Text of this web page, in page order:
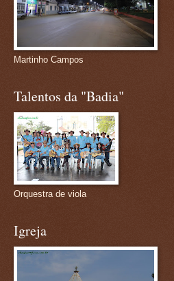
Martinho Campos
Talentos da "Badia"
Orquestra de viola
Igreja